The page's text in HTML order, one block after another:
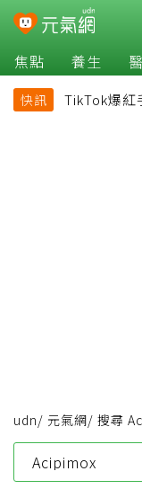
焦點 養生
快訊
TikTok爆紅
udn/ 元氣網/ 搜尋